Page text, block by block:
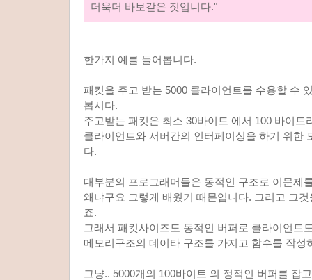
더욱더 바보같은 짓입니다."
한가지 예를 들어봅니다.
패킷을 주고 받는 5000 클라이언트를 수용할 수
봅시다.
주고받는 패킷은 최소 30바이트 에서 100 바이트
클라이언트와 서버간의 인터페이싱을 하기 위한
다.
대부분의 프로그래머들은 동적인 구조로 이문제
왜냐구요 그렇게 배웠기 때문입니다. 그리고 그
죠.
그래서 패킷사이즈도 동적인 버퍼로 클라이언트
메모리구조의 데이타 구조를 가지고 함수를 작성
그냥.. 5000개의 100바이트 의 정적인 버퍼를 잡